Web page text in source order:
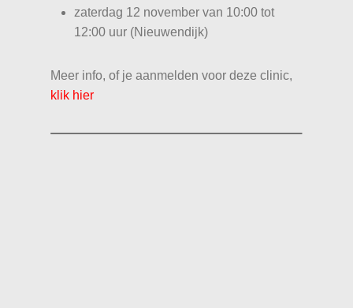
zaterdag 12 november van 10:00 tot
12:00 uur (Nieuwendijk)
Meer info, of je aanmelden voor deze clinic,
klik hier